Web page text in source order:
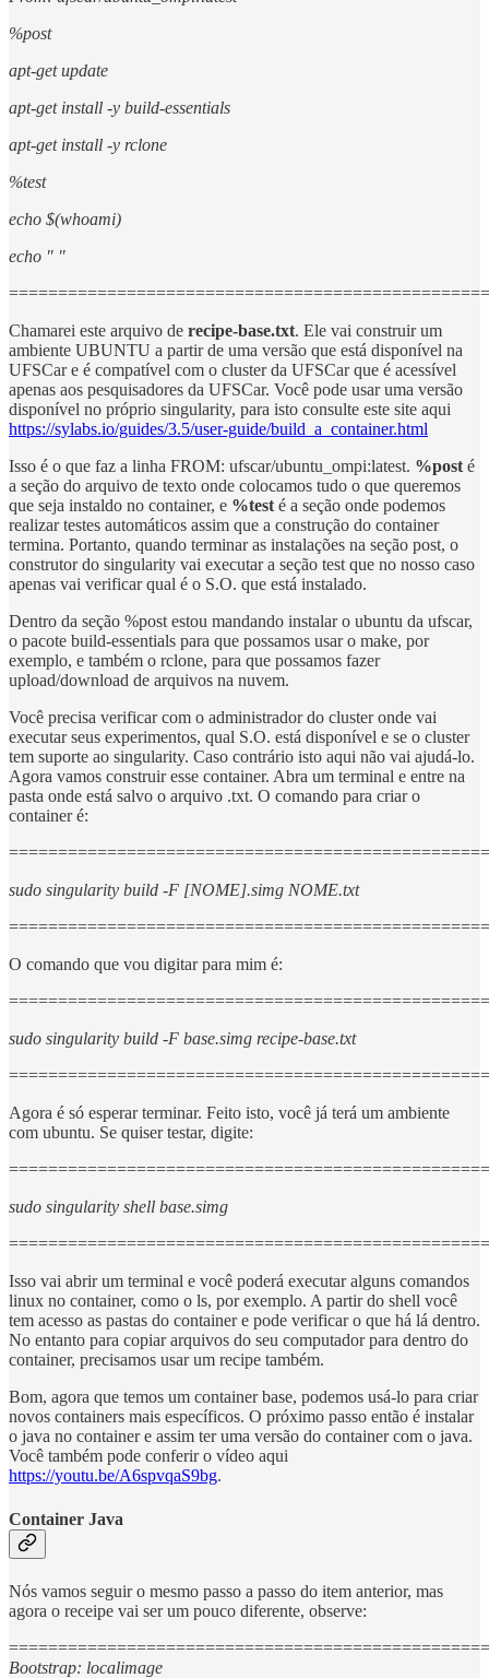
%post
apt-get update
apt-get install -y build-essentials
apt-get install -y rclone
%test
echo $(whoami)
echo " "
Chamarei este arquivo de recipe-base.txt. Ele vai construir um
ambiente UBUNTU a partir de uma versão que está disponível na
UFSCar e é compatível com o cluster da UFSCar que é acessível
apenas aos pesquisadores da UFSCar. Você pode usar uma versão
disponível no próprio singularity, para isto consulte este site aqui
https://sylabs.io/guides/3.5/user-guide/build_a_container.html
Isso é o que faz a linha FROM: ufscar/ubuntu_ompi:latest. %posté
a seção do arquivo de texto onde colocamos tudo o que queremos
que seja instaldo no container, e %testé a seção onde podemos
realizar testes automáticos assim que a construção do container
termina. Portanto, quando terminar as instalações na seção post, o
construtor do singularity vai executar a seção test que no nosso caso
apenas vai verificar qual é o S.O. que está instalado.
Dentro da seção %post estou mandando instalar o ubuntu da ufscar,
o pacote build-essentials para que possamos usar o make, por
exemplo, e também o rclone, para que possamos fazer
upload/download de arquivos na nuvem.
Você precisa verificar com o administrador do cluster onde vai
executar seus experimentos, qual S.O. está disponível e se o cluster
tem suporte ao singularity. Caso contrário isto aqui não vai ajudá-lo.
Agora vamos construir esse container. Abra um terminal e entre na
pasta onde está salvo o arquivo .txt. O comando para criar o
container é:
sudo singularity build -F [NOME].simg NOME.txt
O comando que vou digitar para mim é:
sudo singularity build -F base.simg recipe-base.txt
Agora é só esperar terminar. Feito isto, você já terá um ambiente
com ubuntu. Se quiser testar, digite:
sudo singularity shell base.simg
Isso vai abrir um terminal e você poderá executar alguns comandos
linux no container, como o ls, por exemplo. A partir do shell você
tem acesso as pastas do container e pode verificar o que há lá dentro.
No entanto para copiar arquivos do seu computador para dentro do
container, precisamos usar um recipe também.
Bom, agora que temos um container base, podemos usá-lo para criar
novos containers mais específicos. O próximo passo então é instalar
o java no container e assim ter uma versão do container com o java.
Você também pode conferir o vídeo aqui
https://youtu.be/A6spvqaS9bg.
Container Java
Nós vamos seguir o mesmo passo a passo do item anterior, mas
agora o receipe vai ser um pouco diferente, observe:
Bootstrap: localimage